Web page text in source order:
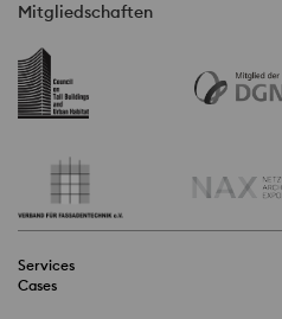
Mitgliedschaften
Services
Cases